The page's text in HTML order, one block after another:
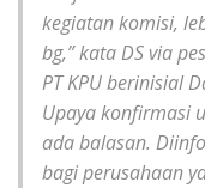
kegiatan komisi,
bg,” kata DS via
PT KPU berinisial
Upaya konfirmasi
ada balasan.
bagi perusahaan